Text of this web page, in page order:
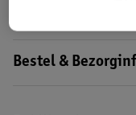
Bestel &